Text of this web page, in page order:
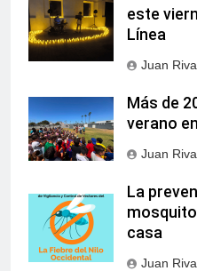
este
Línea
Juan
Más de
verano
Juan
La
casa
Juan